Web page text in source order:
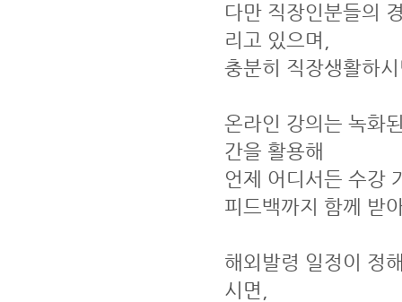
다만 직장인분들의
리고 있으며,
충분히 직장생활하
온라인 강의는 녹화
간을 활용해
언제 어디서든 수강
피드백까지 함께 받
해외발령 일정이 정
시면,